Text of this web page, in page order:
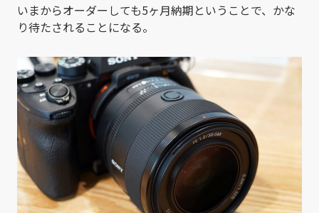
いまからオーダーしても5ヶ月納期ということで、かな
り待たされることになる。